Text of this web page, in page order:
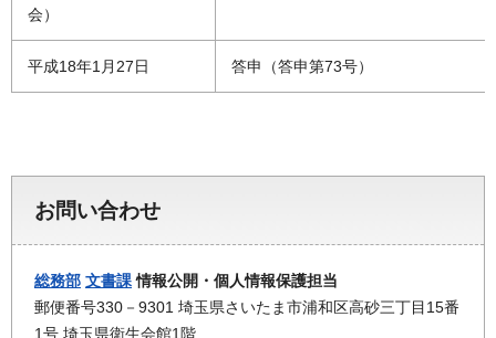
会）
平成18年1月27日 答申（答申第73号）
お問い合わせ
総務部 文書課情報公開・個人情報保護担当
郵便番号330－9301 埼玉県さいたま市浦和区高砂三丁目15番
1号 埼玉県衛生会館1階